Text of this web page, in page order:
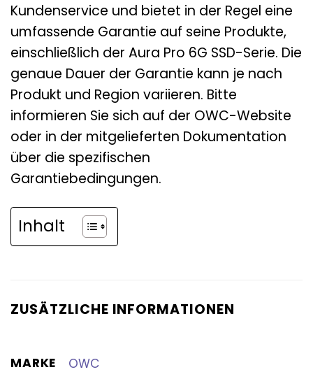
Kundenservice und bietet in der Regel eine
umfassende Garantie auf seine Produkte,
einschließlich der Aura Pro 6G SSD-Serie. Die
genaue Dauer der Garantie kann je nach
Produkt und Region variieren. Bitte
informieren Sie sich auf der OWC-Website
oder in der mitgelieferten Dokumentation
über die spezifischen
Garantiebedingungen.
Inhalt
ZUSÄTZLICHE INFORMATIONEN
MARKE OWC